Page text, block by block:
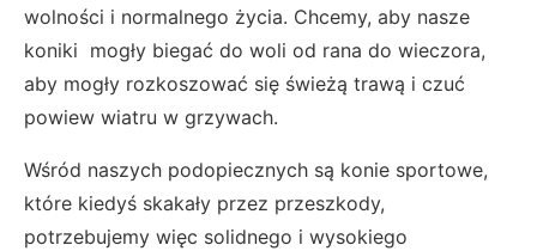
wolności i normalnego życia. Chcemy, aby nasze
koniki mogły biegać do woli od rana do wieczora,
aby mogły rozkoszować się świeżą trawą i czuć
powiew wiatru w grzywach.
Wśród naszych podopiecznych są konie sportowe,
które kiedyś skakały przez przeszkody,
potrzebujemy więc solidnego i wysokiego